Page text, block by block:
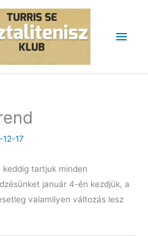
Main
17
tartjuk minden
január 4-én kezdjük, a
valamilyen változás lesz